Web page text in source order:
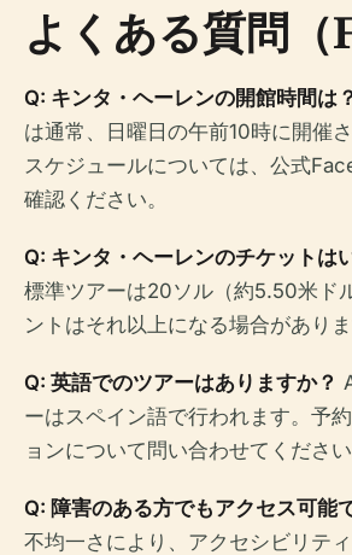
よくある質問（
Q: キンタ・ヘーレンの開館時間は？
は通常、日曜日の午前10時に開催
スケジュールについては、公式
確認ください。
Q: キンタ・ヘーレンのチケットは
標準ツアーは20ソル（約5.50米ド
ントはそれ以上になる場合がありま
Q: 英語でのツアーはありますか？
ーはスペイン語で行われます。予
ョンについて問い合わせてください
Q: 障害のある方でもアクセス可能
不均一さにより、アクセシビリテ